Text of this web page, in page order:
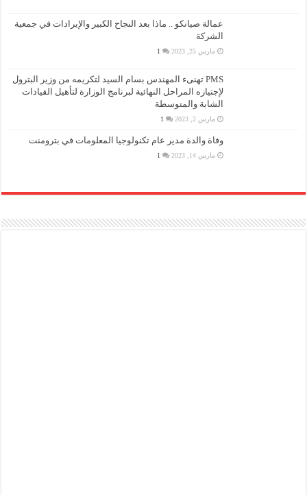
عمالة صيانكو .. ماذا بعد النجاح الكبير والإيرادات في جمعية
الشركة
مارس 25, 2023 1
PMS تهنىء المهندس بسام السيد لتكريمه من وزير البترول
لإجتيازه المراحل النهائية لبرنامج الوزارة لتأهيل القيادات
الشابة والمتوسطة
مارس 2, 2023 1
وفاة والدة مدير عام تكنولوجيا المعلومات في بترومنت
مارس 14, 2023 1